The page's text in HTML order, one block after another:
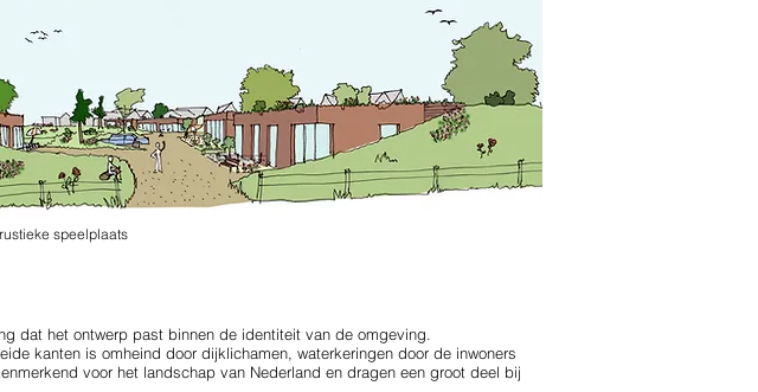
speelplaats
dat het ontwerp past binnen de identiteit van de omgeving.
kanten is omheind door dijklichamen, waterkeringen door de inwoners
voor het landschap van Nederland en dragen een groot deel bij